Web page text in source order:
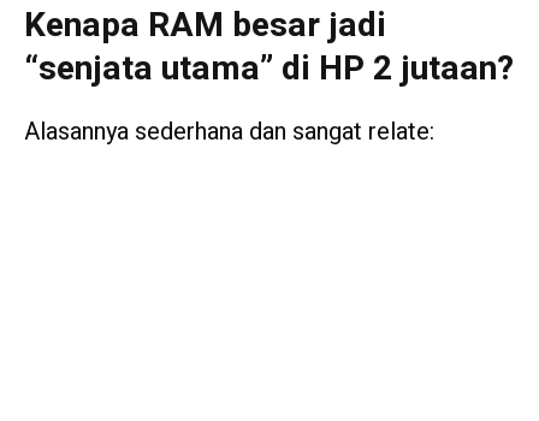
Kenapa RAM besar jadi
“senjata utama” di HP 2 jutaan?
Alasannya sederhana dan sangat relate: